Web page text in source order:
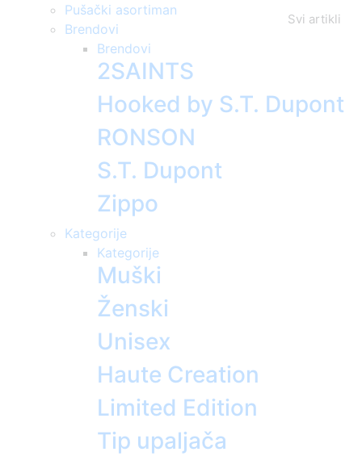
Svi artikli
Pušački asortiman
Brendovi
Brendovi
2SAINTS
Hooked by S.T. Dupont
RONSON
S.T. Dupont
Zippo
Kategorije
Kategorije
Muški
Ženski
Unisex
Haute Creation
Limited Edition
Tip upaljača